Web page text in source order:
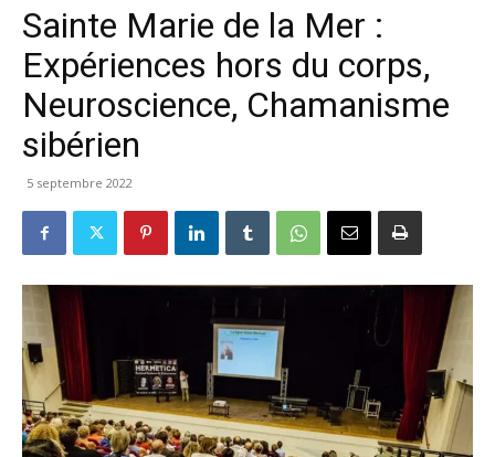
Sainte Marie de la Mer :
Expériences hors du corps,
Neuroscience, Chamanisme
sibérien
5 septembre 2022